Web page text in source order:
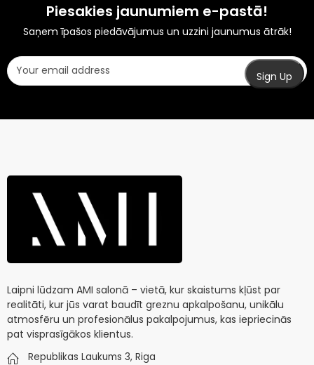
Piesakies jaunumiem e-pastā!
Saņem īpašos piedāvājumus un uzzini jaunumus ātrāk!
Laipni lūdzam AMI salonā – vietā, kur skaistums kļūst par
realitāti, kur jūs varat baudīt greznu apkalpošanu, unikālu
atmosfēru un profesionālus pakalpojumus, kas iepriecinās
pat visprasīgākos klientus.
Republikas Laukums 3, Riga